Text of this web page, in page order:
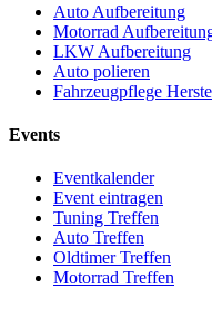
Auto Aufbereitung
Motorrad
LKW Aufbereitung
Auto polieren
Fahrzeugpflege
Events
Eventkalender
Event eintragen
Tuning Treffen
Auto Treffen
Oldtimer Treffen
Motorrad Treffen